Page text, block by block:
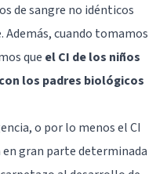
de sangre no idénticos
cuando tomamos
que el CI de los niños
los padres biológicos
o por lo menos el CI
gran parte determinada